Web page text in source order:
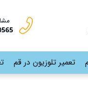
تعمیر تلوزیون در قم